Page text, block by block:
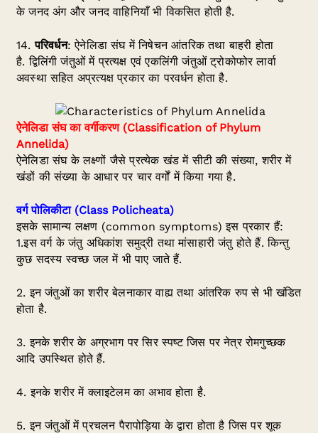
के जनद अंग और जनद वाहिनियाँ भी विकसित होती है.
14.परिवर्धन: ऐनेलिडा संघ में निषेचन आंतरिक तथा बाहरी होता
है. द्विलिंगी जंतुओं में प्रत्यक्ष एवं एकलिंगी जंतुओं ट्रोकोफोर लार्वा
अवस्था सहित अप्रत्यक्ष प्रकार का परवर्धन होता है.
ऐनेलिडा संघ का वर्गीकरण(Classification of Phylum
Annelida)
ऐनेलिडा संघ के लक्ष्णों जैसे प्रत्येक खंड में सीटी की संख्या, शरीर में
खंडों की संख्या के आधार पर चार वर्गों में किया गया है.
वर्ग पोलिकीटा (Class Policheata)
इसके सामान्य लक्षण (common symptoms) इस प्रकार हैं:
1.इस वर्ग के जंतु अधिकांश समुद्री तथा मांसाहारी जंतु होते हैं. किन्तु
कुछ सदस्य स्वच्छ जल में भी पाए जाते हैं.
2. इन जंतुओं का शरीर बेलनाकार वाह्य तथा आंतरिक रुप से भी खंडित
होता है.
3. इनके शरीर के अग्रभाग पर सिर स्पष्ट जिस पर नेत्र रोमगुच्छक
आदि उपस्थित होते हैं.
4. इनके शरीर में क्लाइटेलम का अभाव होता है.
5. इन जंतुओं में प्रचलन पैरापोड़िया के द्वारा होता है जिस पर शूक